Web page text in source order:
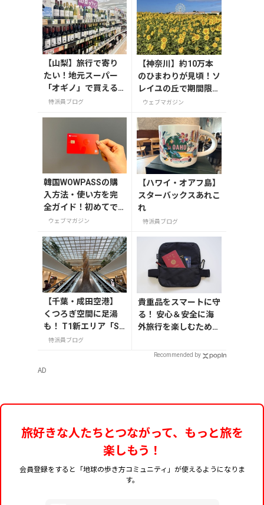
【山梨】旅行で寄り
たい！地元スーパー
「オギノ」で買える
お土産4選
特派員ブログ
【神奈川】約10万本
のひまわりが見頃！ソ
レイユの丘で期間限定
「ひまわりグルメ」を
ウェブマガジン
韓国WOWPASSの購
入方法・使い方を完
全ガイド！初めてで
も迷わない
ウェブマガジン
【ハワイ・オアフ島】
スターバックスあれこ
れ
特派員ブログ
【千葉・成田空港】
くつろぎ空間に足湯
も！ T1新エリア「SH
IKISAI GARDEN」
特派員ブログ
貴重品をスマートに守
る！ 安心＆安全に海
外旅行を楽しむための
Recommended by
AD
旅好きな人たちとつながって、もっと旅を
楽しもう！
会員登録をすると「地球の歩き方コミュニティ」が使えるようになりま
す。